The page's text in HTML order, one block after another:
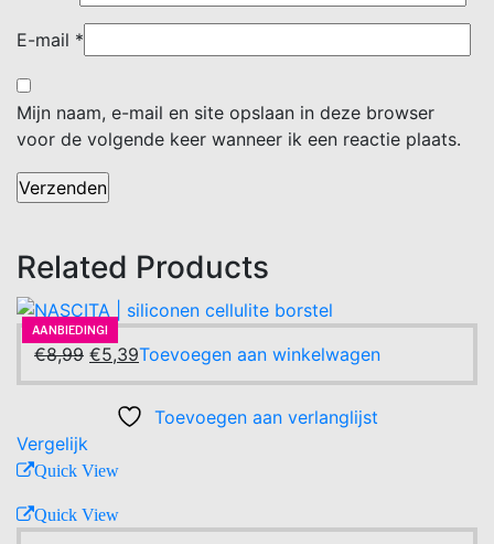
E-mail *
Mijn naam, e-mail en site opslaan in deze browser
voor de volgende keer wanneer ik een reactie plaats.
Related Products
AANBIEDING!
€8,99 Oorspronkelijke
prijs
was:
€8,99.
€5,39Huidige
prijs
is:
€5,39.
Toevoegen aan winkelwagen
Toevoegen aan verlanglijst
Vergelijk
Quick View
Quick View
-40%
AANBIEDING!